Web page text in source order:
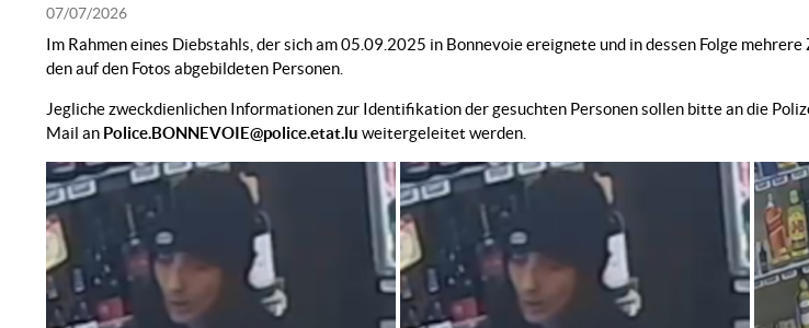
07/07/2026
Im Rahmen eines Diebstahls, der sich am 05.09.2025 in Bonnevoie ereignete und in dessen Folge
den auf den Fotos abgebildeten Personen.
Jegliche zweckdienlichen Informationen zur Identifikation der gesuchten Personen sollen bitte an die
Mail an Police.BONNEVOIE@police.etat.lu weitergeleitet werden.